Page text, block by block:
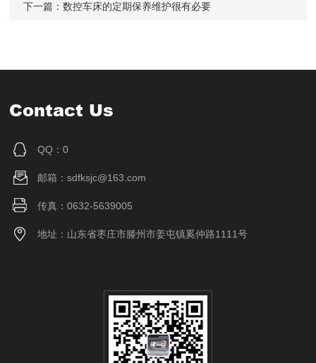
下一篇：数控车床的定期保养维护很有必要
Contact Us
QQ：0
邮箱：sdfksjc@163.com
传真：0632-5639005
地址：山东省枣庄市滕州市姜屯镇奚仲路1111号